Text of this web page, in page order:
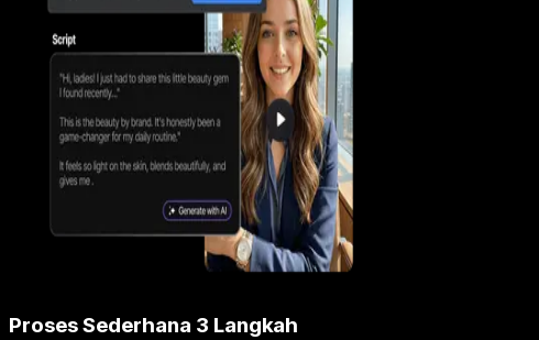
Proses Sederhana 3 Langkah